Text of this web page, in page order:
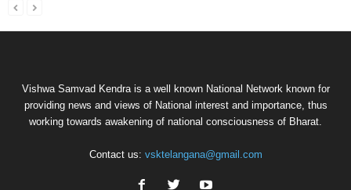
Vishwa Samvad Kendra is a well known National Network known for
providing news and views of National interest and importance, thus
working towards awakening of national consciousness of Bharat.
Contact us: vsktelangana@gmail.com